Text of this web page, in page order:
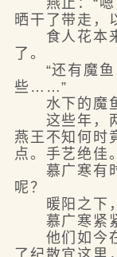
燕止：“嗯
晒干了带走，
食人花本来
了。
“还有魔鱼
些……”
水下的魔鱼
这些年，两
燕王不知何时
点。手艺绝佳。
慕广寒有时
呢？
暖阳之下，
慕广寒紧紧
他们如今在